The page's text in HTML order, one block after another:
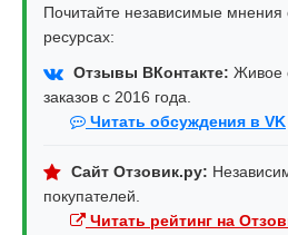
Почитайте независимые
ресурсах:
Отзывы ВКонтакте: Живое
заказов с 2016 года.
Читать обсуждения в VK
Сайт Отзовик.ру:
покупателей.
Читать рейтинг на